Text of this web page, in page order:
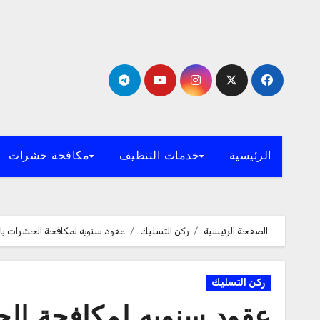
الرئيسية خدمات التنظيف مكافحة حشرات
الصفحة الرئيسية ركن التسليك عقود سنويه لمكافحة الحشرات بالرياض
ركن التسليك